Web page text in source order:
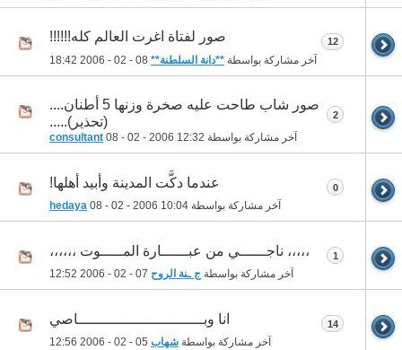
صور لفتاة اغرت العالم كله!!!!!!
آخر مشاركة بواسطة **دانة السلطنة** 18:42
12
صور شاب طاحت عليه صخرة وزنها 5 أطنان....
(تحذير).....
آخر مشاركة بواسطة consultant 08 - 02 - 2006 12:32
2
عندما دكَّت المدينة وأبيد أهلها!
آخر مشاركة بواسطة hedaya 08 - 02 - 2006 10:04
0
،،،،، ناجــــــي من عبــــــارة المـــــوت ،،،،،،
آخر مشاركة بواسطة ج ـنة الروح 12:52
1
انا وبــــــــــــــــــــــــــــاصي
آخر مشاركة بواسطة شهاب 12:56
14